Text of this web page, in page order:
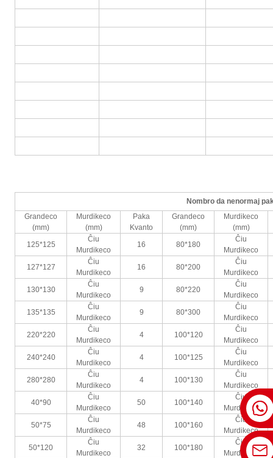
Nombro da nenormaj
Grandeco
(mm)
Murdikeco
(mm)
Paka
Kvanto
Grandeco
(mm)
Murdikeco
(mm)
125*125
Ĉiu
Murdikeco
16 80*180
Ĉiu
Murdikeco
127*127
Ĉiu
Murdikeco
16 80*200
Ĉiu
Murdikeco
130*130
Ĉiu
Murdikeco
9 80*220
Ĉiu
Murdikeco
135*135
Ĉiu
Murdikeco
9 80*300
Ĉiu
Murdikeco
220*220
Ĉiu
Murdikeco
4 100*120
Ĉiu
Murdikeco
240*240
Ĉiu
Murdikeco
4 100*125
Ĉiu
Murdikeco
280*280
Ĉiu
Murdikeco
4 100*130
Ĉiu
Murdikeco
40*90
Ĉiu
Murdikeco
50 100*140
Ĉiu
Murdikeco
50*75
Ĉiu
Murdikeco
48 100*160
Ĉiu
Murdikeco
50*120
Ĉiu
Murdikeco
32 100*180
Ĉiu
Murdikeco